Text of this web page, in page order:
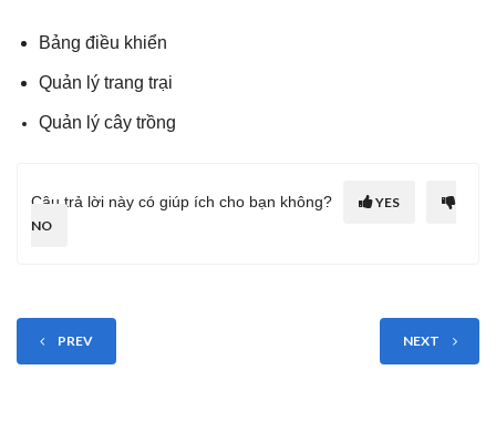
Bảng điều khiển
Quản lý trang trại
Quản lý cây trồng
Câu trả lời này có giúp ích cho bạn không?
YES
NO
PREV NEXT